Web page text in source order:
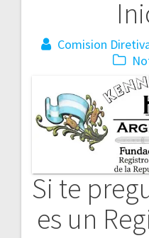
Comision
Si te
es un
entradas